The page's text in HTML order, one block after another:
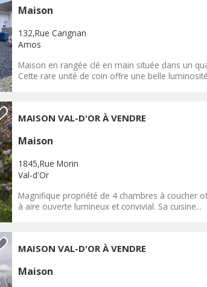
Maison
132,Rue Carignan
Amos
Maison en rangée clé en main située dans un
Cette rare unité de coin offre une belle
MAISON VAL-D'OR À VENDRE
Maison
1845,Rue Morin
Val-d'Or
Magnifique propriété de 4 chambres à coucher
à aire ouverte lumineux et convivial. Sa cuisine...
MAISON VAL-D'OR À VENDRE
Maison